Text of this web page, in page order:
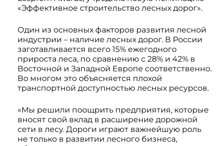
«Эффективное строительство лесных дорог».
Один из основных факторов развития лесной
индустрии – наличие лесных дорог. В России
заготавливается всего 15% ежегодного
прироста леса, по сравнению с 28% и 42% в
Восточной и Западной Европе соответственно.
Во многом это объясняется плохой
транспортной доступностью лесных ресурсов.
«Мы решили поощрить предприятия, которые
вносят свой вклад в расширение дорожной
сети в лесу. Дороги играют важнейшую роль
не только в развитии лесного бизнеса,
Системы 3D нивелирования
Мини-погрузчики
Грейферные захваты